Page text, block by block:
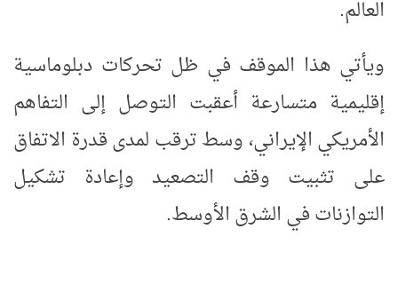
العالم.
ويأتي هذا الموقف في ظل تحركات دبلوماسية
إقليمية متسارعة أعقبت التوصل إلى التفاهم
الأمريكي الإيراني، وسط ترقب لمدى قدرة الاتفاق
على تثبيت وقف التصعيد وإعادة تشكيل
التوازنات في الشرق الأوسط.